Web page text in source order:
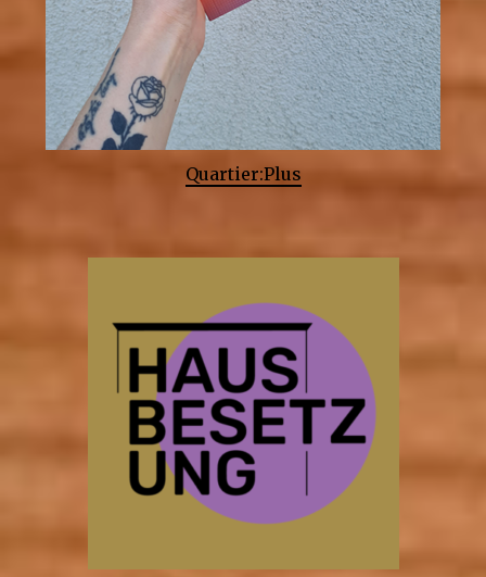
Quartier:Plus